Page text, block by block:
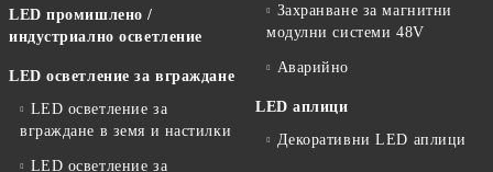
LED промишлено /
индустриално осветление
LED осветление за вграждане
LED осветление за
вграждане в земя и настилки
LED осветление за
Захранване за магнитни
модулни системи 48V
Аварийно
LED аплици
Декоративни LED аплици